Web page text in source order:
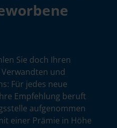
Sie doch Ihren
und
Für jedes neue
Empfehlung beruft
aufgenommen
einer Prämie in Höhe